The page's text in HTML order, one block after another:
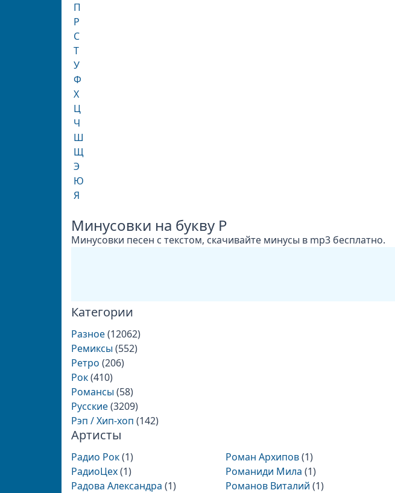
П
Р
С
Т
У
Ф
Х
Ц
Ч
Ш
Щ
Э
Ю
Я
Минусовки на букву Р
Минусовки песен с текстом, скачивайте минусы в mp3 бесплатно.
Категории
Разное(12062)
Ремиксы (552)
Ретро (206)
Рок(410)
Романсы (58)
Русские(3209)
Рэп / Хип-хоп (142)
Артисты
Радио Рок(1)
РадиоЦех(1)
Радова Александра (1)
Роман Архипов(1)
Романиди Мила (1)
Романов Виталий (1)